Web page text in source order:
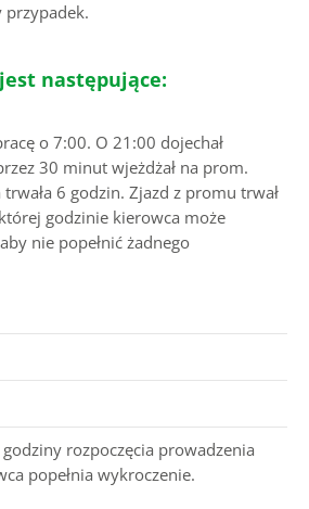
przypadek.
następujące:
o 7:00. O 21:00 dojechał
30 minut wjeżdżał na prom.
6 godzin. Zjazd z promu trwał
godzinie kierowca może
nie popełnić żadnego
rozpoczęcia prowadzenia
popełnia wykroczenie.